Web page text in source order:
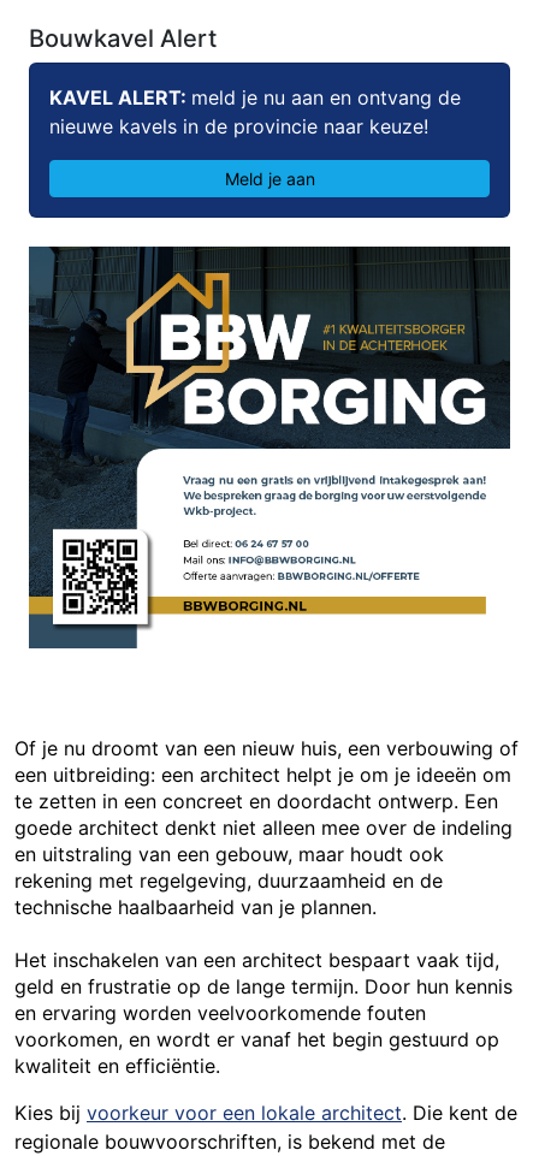
Bouwkavel Alert
KAVEL ALERT: meld je nu aan en ontvang de
nieuwe kavels in de provincie naar keuze!
Meld je aan
Of je nu droomt van een nieuw huis, een verbouwing of
een uitbreiding: een architect helpt je om je ideeën om
te zetten in een concreet en doordacht ontwerp. Een
goede architect denkt niet alleen mee over de indeling
en uitstraling van een gebouw, maar houdt ook
rekening met regelgeving, duurzaamheid en de
technische haalbaarheid van je plannen.
Het inschakelen van een architect bespaart vaak tijd,
geld en frustratie op de lange termijn. Door hun kennis
en ervaring worden veelvoorkomende fouten
voorkomen, en wordt er vanaf het begin gestuurd op
kwaliteit en efficiëntie.
Kies bij voorkeur voor een lokale architect. Die kent de
regionale bouwvoorschriften, is bekend met de